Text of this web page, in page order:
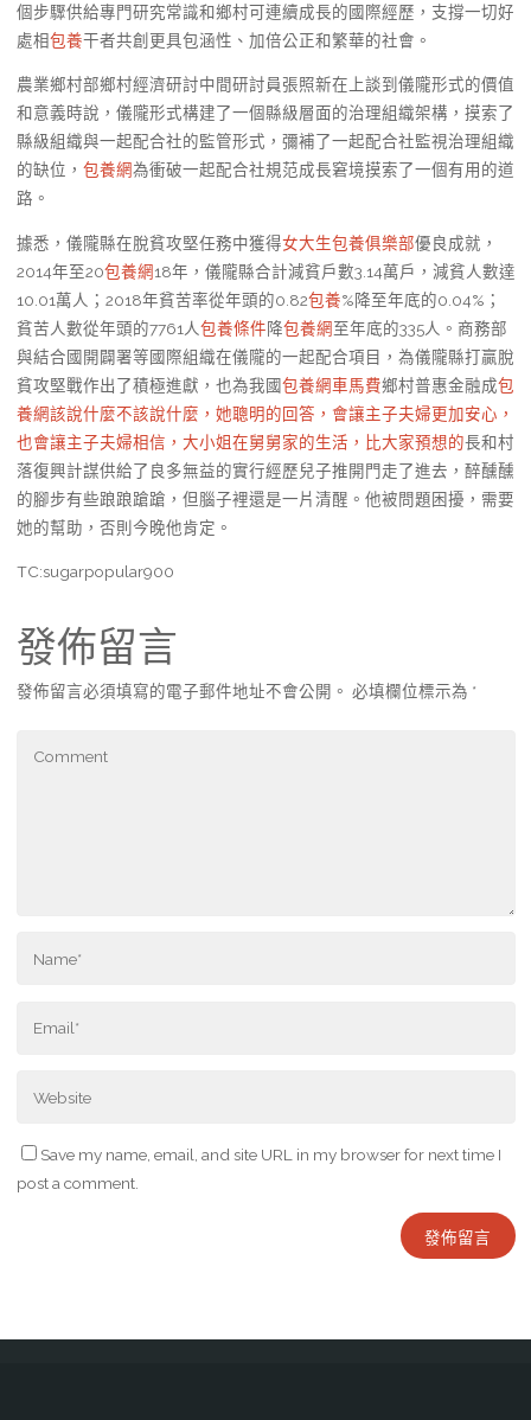
個步驟供給專門研究常識和鄉村可連續成長的國際經歷，支撐一切好
處相包養干者共創更具包涵性、加倍公正和繁華的社會。
農業鄉村部鄉村經濟研討中間研討員張照新在上談到儀隴形式的價值
和意義時說，儀隴形式構建了一個縣級層面的治理組織架構，摸索了
縣級組織與一起配合社的監管形式，彌補了一起配合社監視治理組織
的缺位， 包養網為衝破一起配合社規范成長窘境摸索了一個有用的道
路。
據悉，儀隴縣在脫貧攻堅任務中獲得女大生包養俱樂部優良成就，
2014年至20包養網18年，儀隴縣合計減貧戶數3.14萬戶，減貧人數達
10.01萬人；2018年貧苦率從年頭的0.82包養%降至年底的0.04%；
貧苦人數從年頭的7761人包養條件降包養網至年底的335人。商務部
與結合國開闢署等國際組織在儀隴的一起配合項目，為儀隴縣打贏脫
貧攻堅戰作出了積極進獻，也為我國包養網車馬費鄉村普惠金融成包
養網該說什麼不該說什麼，她聰明的回答，會讓主子夫婦更加安心，
也會讓主子夫婦相信，大小姐在舅舅家的生活，比大家預想的長和村
落復興計謀供給了良多無益的實行經歷兒子推開門走了進去，醉醺醺
的腳步有些踉踉蹌蹌，但腦子裡還是一片清醒。他被問題困擾，需要
她的幫助，否則今晚他肯定。
TC:sugarpopular900
發佈留言
發佈留言必須填寫的電子郵件地址不會公開。 必填欄位標示為 *
Save my name, email, and site URL in my browser for next time I
post a comment.